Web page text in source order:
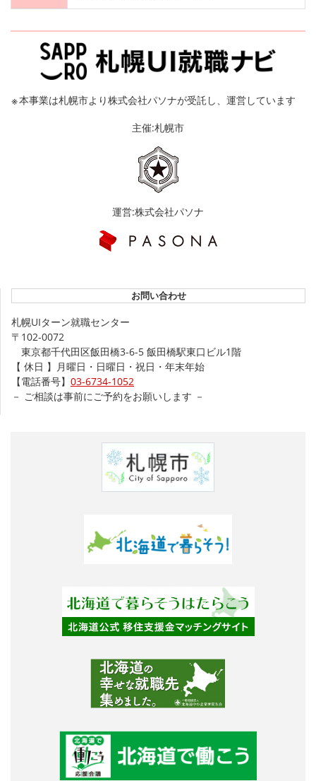
※本事業は札幌市より株式会社パソナが受託し、運営しています
主催:札幌市
運営:株式会社パソナ
お問い合わせ
札幌UIターン就職センター
〒102-0072
東京都千代田区飯田橋3-6-5 飯田橋駅東口ビル1階
【 休日 】月曜日・日曜日・祝日・年末年始
【電話番号】 03-6734-1052
－ ご相談は事前にご予約をお願いします －